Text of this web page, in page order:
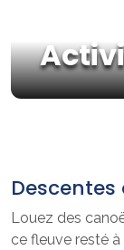
Descentes
Louez des
ce fleuve resté